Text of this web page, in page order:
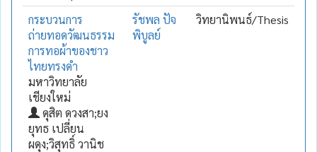
กระบวนการ
ถ่ายทอดวัฒนธรรม
การทอผ้าของชาว
ไทยทรงดำ
มหาวิทยาลัย
เชียงใหม่
ดุสิต ดวงสา;ยง
ยุทธ เปลี่ยน
ผดุง;วิสุทธิ์ วานิช
รัชพล ปัจ
พิบูลย์
วิทยานิพนธ์/Thesis